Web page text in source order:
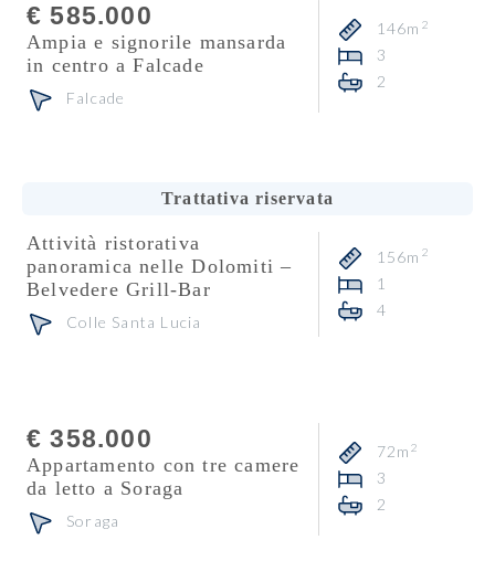
€ 585.000
Ampia e signorile mansarda
in centro a Falcade
Falcade
146m 2
3
2
Consulente
Trattativa riservata
Attività ristorativa
panoramica nelle Dolomiti –
Belvedere Grill-Bar
Colle Santa Lucia
156m 2
1
4
Consulente
€ 358.000
Appartamento con tre camere
da letto a Soraga
Soraga
72m 2
3
2